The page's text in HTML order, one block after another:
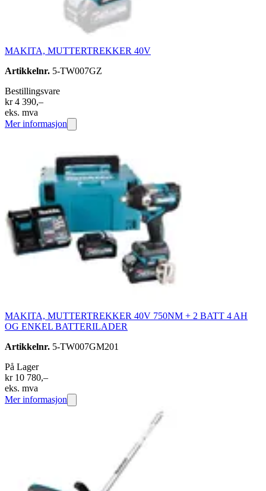
MAKITA, MUTTERTREKKER 40V
Artikkelnr. 5-TW007GZ
Bestillingsvare
kr 4 390,–
eks. mva
Mer informasjon
MAKITA, MUTTERTREKKER 40V 750NM + 2 BATT 4 AH
OG ENKEL BATTERILADER
Artikkelnr. 5-TW007GM201
På Lager
kr 10 780,–
eks. mva
Mer informasjon